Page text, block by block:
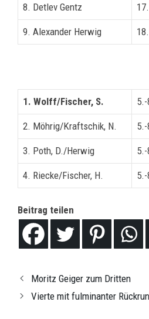
8. Detlev Gentz
9. Alexander Herwig
1. Wolff/Fischer, S.
2. Möhrig/Kraftschik, N.
3. Poth, D./Herwig
4. Riecke/Fischer, H.
Beitrag teilen
Moritz Geiger zum Dritten
Vierte mit fulminanter